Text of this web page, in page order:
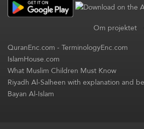
Om projektet
QuranEnc.com-TerminologyEnc.com
IslamHouse.com
What Muslim Children Must Know
Riyadh Al-Salheen with explanation and
Bayan Al-Islam